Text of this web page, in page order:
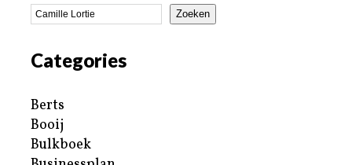
Zoeken
Categories
Berts
Booij
Bulkboek